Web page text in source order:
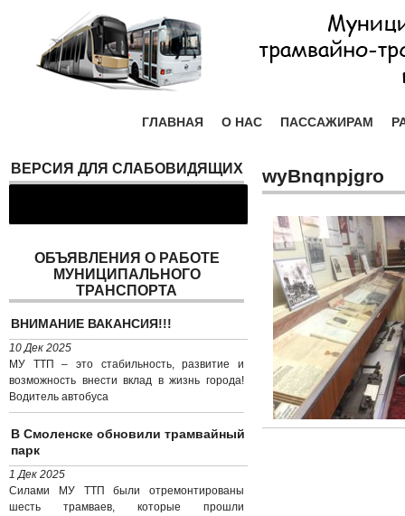
ГЛАВНАЯ О НАС ПАССАЖИРАМ
wyBnqnpjgro
ВЕРСИЯ ДЛЯ СЛАБОВИДЯЩИХ
ОБЪЯВЛЕНИЯ О РАБОТЕ
МУНИЦИПАЛЬНОГО
ТРАНСПОРТА
ВНИМАНИЕ ВАКАНСИЯ!!!
10 Дек 2025
МУ ТТП – это стабильность, развитие и
возможность внести вклад в жизнь города!
Водитель автобуса
В Смоленске обновили трамвайный
парк
1 Дек 2025
Силами МУ ТТП были отремонтированы
шесть трамваев, которые прошли